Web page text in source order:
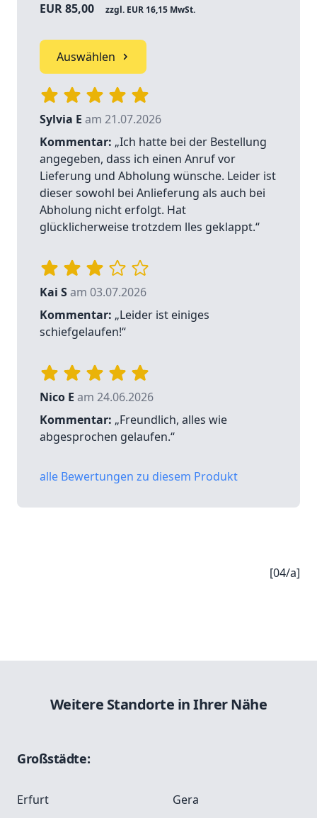
EUR 85,00 zzgl. EUR 16,15 MwSt.
Auswählen
Sylvia E am 21.07.2026
Kommentar: „Ich hatte bei der Bestellung
angegeben, dass ich einen Anruf vor
Lieferung und Abholung wünsche. Leider ist
dieser sowohl bei Anlieferung als auch bei
Abholung nicht erfolgt. Hat
glücklicherweise trotzdem lles geklappt.“
Kai Sam 03.07.2026
Kommentar: „Leider ist einiges
schiefgelaufen!“
Nico E am 24.06.2026
Kommentar: „Freundlich, alles wie
abgesprochen gelaufen.“
alle Bewertungen zu diesem Produkt
[04/a]
Weitere Standorte in Ihrer Nähe
Großstädte:
Erfurt Gera